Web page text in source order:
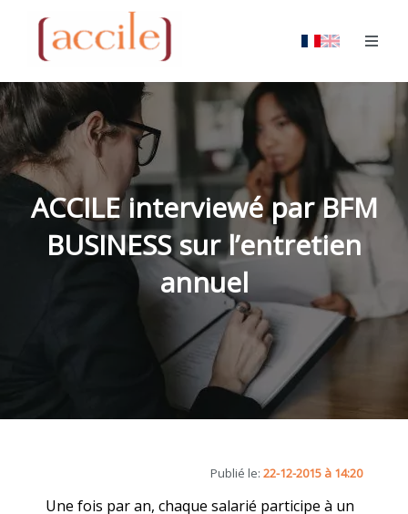
ACCILE interviewé par BFM
BUSINESS sur l’entretien
annuel
Publié le: 22-12-2015 à 14:20
Une fois par an, chaque salarié participe à un